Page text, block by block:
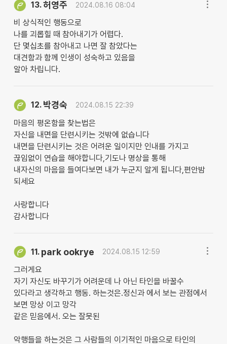
13.허영주 2024.08.16 08:04
비 상식적인 행동으로
나를 괴롭힐 때 참아내기가 어렵다.
단 몇십초를 참아내고 나면 잘 참았다는
대견함과 함께 인생이 성숙하고 있음을
알아 차립니다.
12. 박경숙 2024.08.15 22:39
마음의 평온함을 찾는법은
자신을 내면을 단련시키는 것밖에 없습니다
내면을 단련시키는 것은 어려운 일이지만 인내를 가지고
끊임없이 연습을 해야합니다,기도나 명상을 통해
내자신의 마음을 들여다보면 내가 누군지 알게 됩니다,편안밤
되세요
사랑합니다
감사합니다
11. park ookrye 2024.08.15 12:59
그러게요
자기 자신도 바꾸기가 어려운데 나 아닌 타인을 바꿀수
있다라고 생각하고 행동. 하는것은.정신과 에서 보는 관점에서
보면 망상 이고 망각
같은 믿음에서. 오는 잘못된
악행들을 하는것은 그 사람들의 이기적인 마음으로 타인의